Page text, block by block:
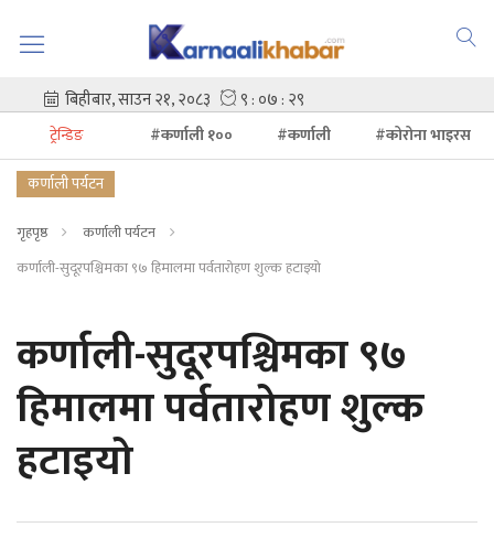
ट्रेन्डिङ #कर्णाली १०० #कर्णाली
#कोरोना भाइरस
कर्णाली पर्यटन
गृहपृष्ठ
कर्णाली पर्यटन
कर्णाली-सुदूरपश्चिमका ९७ हिमालमा पर्वतारोहण शुल्क हटाइयो
कर्णाली-सुदूरपश्चिमका ९७
हिमालमा पर्वतारोहण शुल्क
हटाइयो